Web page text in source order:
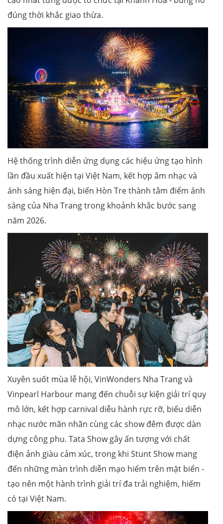
đúng thời khắc giao thừa.
Hệ thống trình diễn ứng dụng các hiệu ứng tạo hình
lần đầu xuất hiện tại Việt Nam, kết hợp âm nhạc và
ánh sáng hiện đại, biến Hòn Tre thành tâm điểm ánh
sáng của Nha Trang trong khoảnh khắc bước sang
năm 2026.
Xuyên suốt mùa lễ hội, VinWonders Nha Trang và
Vinpearl Harbour mang đến chuỗi sự kiện giải trí quy
mô lớn, kết hợp carnival diễu hành rực rỡ, biểu diễn
nhạc nước mãn nhãn cùng các show đêm được dàn
dựng công phu. Tata Show gây ấn tượng với chất
điện ảnh giàu cảm xúc, trong khi Stunt Show mang
đến những màn trình diễn mạo hiểm trên mặt biển -
tạo nên một hành trình giải trí đa trải nghiệm, hiếm
có tại Việt Nam.